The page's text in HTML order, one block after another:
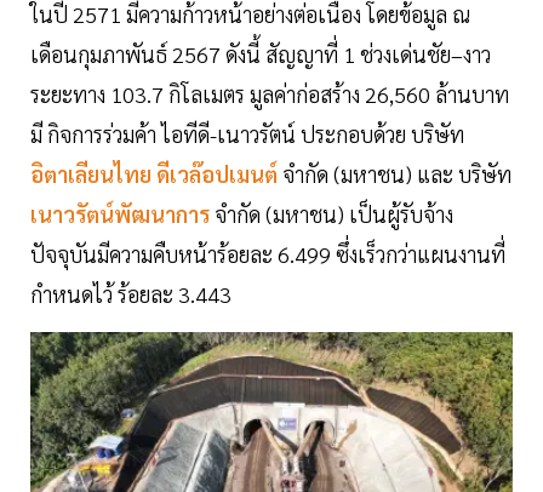
ในปี 2571 มีความก้าวหน้าอย่างต่อเนื่อง โดยข้อมูล ณ
เดือนกุมภาพันธ์ 2567 ดังนี้ สัญญาที่ 1 ช่วงเด่นชัย–งาว
ระยะทาง 103.7 กิโลเมตร มูลค่าก่อสร้าง 26,560 ล้านบาท
มี กิจการร่วมค้า ไอทีดี-เนาวรัตน์ ประกอบด้วย บริษัท
อิตาเลียนไทย ดีเวล๊อปเมนต์ จำกัด (มหาชน) และ บริษัท
เนาวรัตน์พัฒนาการ จำกัด (มหาชน) เป็นผู้รับจ้าง
ปัจจุบันมีความคืบหน้าร้อยละ 6.499 ซึ่งเร็วกว่าแผนงานที่
กำหนดไว้ ร้อยละ 3.443